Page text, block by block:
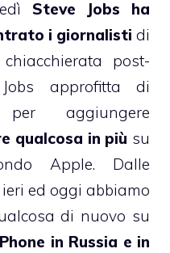
Steve Jobs ha
i giornalisti di
post-
Jobs approfitta di
aggiungere
qualcosa in più su
Apple. Dalle
ed oggi abbiamo
di nuovo su
in Russia e in